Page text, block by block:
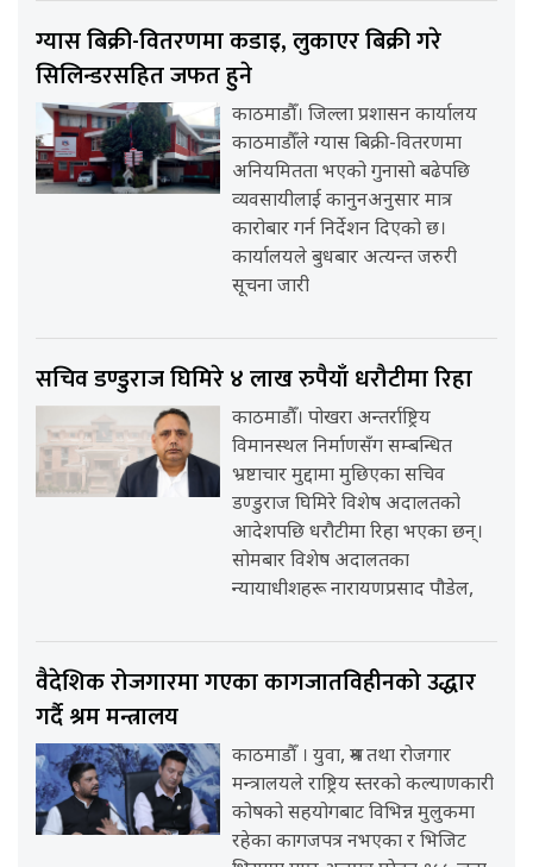
ग्यास बिक्री-वितरणमा कडाइ, लुकाएर बिक्री गरे
सिलिन्डरसहित जफत हुने
काठमाडौँ। जिल्ला प्रशासन कार्यालय
काठमाडौँले ग्यास बिक्री-वितरणमा
अनियमितता भएको गुनासो बढेपछि
व्यवसायीलाई कानुनअनुसार मात्र
कारोबार गर्न निर्देशन दिएको छ।
कार्यालयले बुधबार अत्यन्त जरुरी
सूचना जारी
सचिव डण्डुराज घिमिरे ४ लाख रुपैयाँ धरौटीमा रिहा
काठमाडौँ। पोखरा अन्तर्राष्ट्रिय
विमानस्थल निर्माणसँग सम्बन्धित
भ्रष्टाचार मुद्दामा मुछिएका सचिव
डण्डुराज घिमिरे विशेष अदालतको
आदेशपछि धरौटीमा रिहा भएका छन्।
सोमबार विशेष अदालतका
न्यायाधीशहरू नारायणप्रसाद पौडेल,
वैदेशिक रोजगारमा गएका कागजातविहीनको उद्धार
गर्दै श्रम मन्त्रालय
काठमाडौँ । युवा, श्रम तथा रोजगार
मन्त्रालयले राष्ट्रिय स्तरको कल्याणकारी
कोषको सहयोगबाट विभिन्न मुलुकमा
रहेका कागजपत्र नभएका र भिजिट